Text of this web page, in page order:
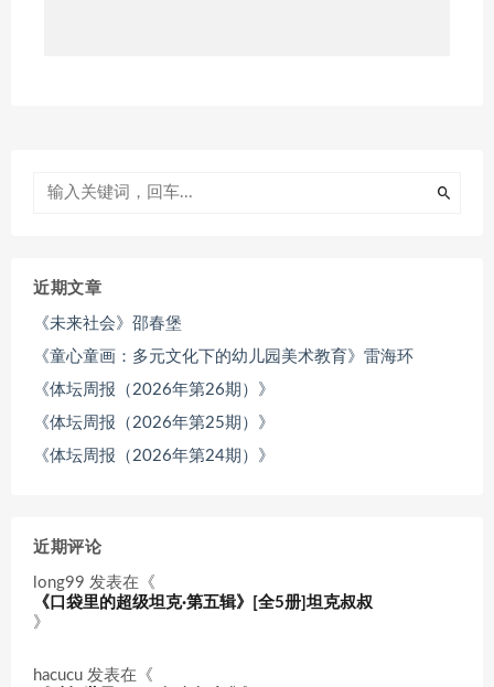
近期文章
《未来社会》邵春堡
《童心童画：多元文化下的幼儿园美术教育》雷海环
《体坛周报（2026年第26期）》
《体坛周报（2026年第25期）》
《体坛周报（2026年第24期）》
近期评论
long99 发表在《
《口袋里的超级坦克·第五辑》[全5册]坦克叔叔
》
hacucu 发表在《